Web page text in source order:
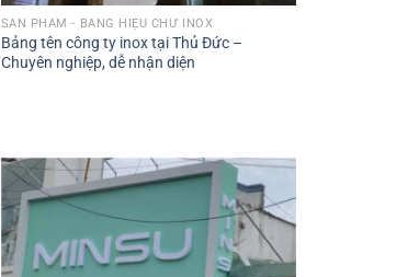
SẢN PHẨM - BẢNG HIỆU CHỮ INOX
Bảng tên công ty inox tại Thủ Đức –
Chuyên nghiệp, dễ nhận diện